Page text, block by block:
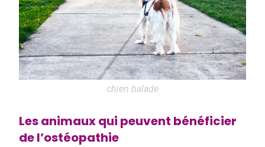
chien balade
Les animaux qui peuvent bénéficier
de l’ostéopathie